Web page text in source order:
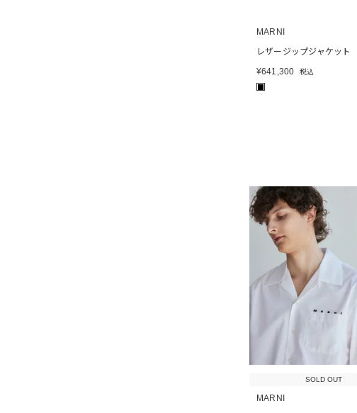
MARNI
レザージップジャケット
¥641,300 税込
■
SOLD OUT
MARNI